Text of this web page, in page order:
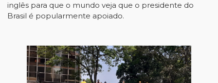
inglês para que o mundo veja que o presidente do
Brasil é popularmente apoiado.